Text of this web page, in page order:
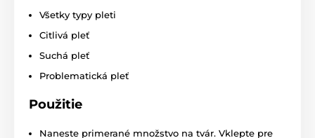
Všetky typy pleti
Citlivá pleť
Suchá pleť
Problematická pleť
Použitie
Naneste primerané množstvo na tvár. Vklepte pre